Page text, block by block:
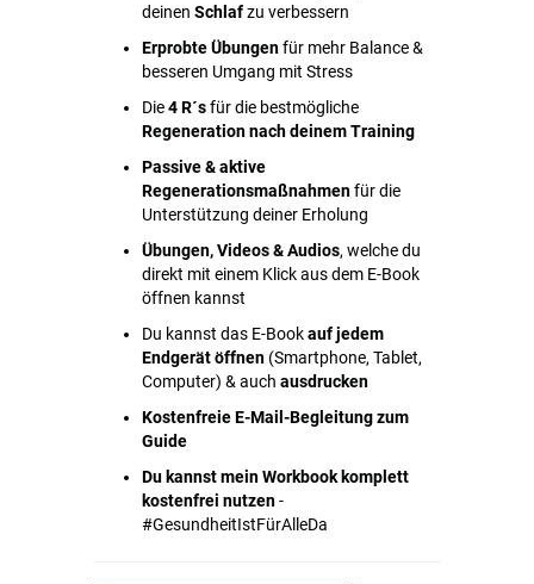
deinen Schlafzu verbessern
Erprobte Übungenfür mehr Balance &
besseren Umgang mit Stress
Die4 R´sfür die bestmögliche
Regeneration nach deinem Training
Passive & aktive
Regenerationsmaßnahmenfür die
Unterstützung deiner Erholung
Übungen, Videos & Audios, welche du
direkt mit einem Klick aus dem E-Book
öffnen kannst
Du kannst das E-Bookauf jedem
Endgerät öffnen (Smartphone, Tablet,
Computer) & auch ausdrucken
Kostenfreie E-Mail-Begleitung zum
Guide
Du kannst mein Workbook komplett
kostenfrei nutzen-
#GesundheitIstFürAlleDa